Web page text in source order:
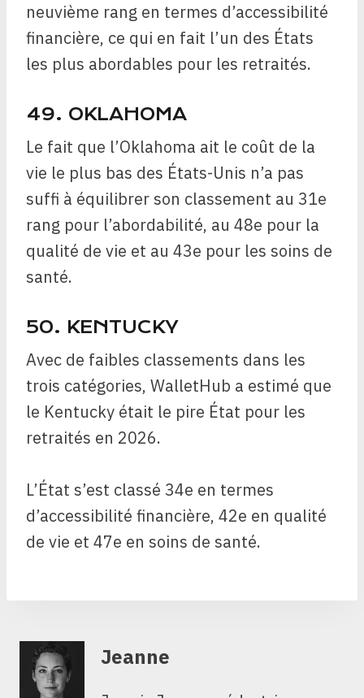
neuvième rang en termes d’accessibilité
financière, ce qui en fait l’un des États
les plus abordables pour les retraités.
49. OKLAHOMA
Le fait que l’Oklahoma ait le coût de la
vie le plus bas des États-Unis n’a pas
suffi à équilibrer son classement au 31e
rang pour l’abordabilité, au 48e pour la
qualité de vie et au 43e pour les soins de
santé.
50. KENTUCKY
Avec de faibles classements dans les
trois catégories, WalletHub a estimé que
le Kentucky était le pire État pour les
retraités en 2026.
L’État s’est classé 34e en termes
d’accessibilité financière, 42e en qualité
de vie et 47e en soins de santé.
Jeanne